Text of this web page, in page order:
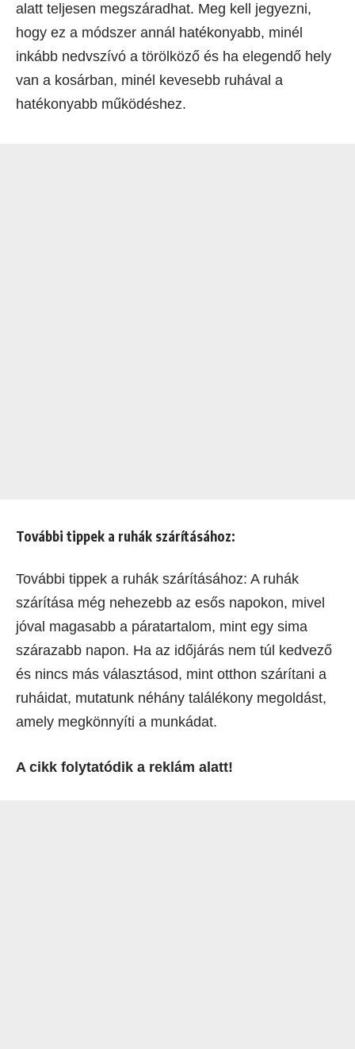
alatt teljesen megszáradhat. Meg kell jegyezni,
hogy ez a módszer annál hatékonyabb, minél
inkább nedvszívó a törölköző és ha elegendő hely
van a kosárban, minél kevesebb ruhával a
hatékonyabb működéshez.
További tippek a ruhák szárításához:
További tippek a ruhák szárításához: A ruhák
szárítása még nehezebb az esős napokon, mivel
jóval magasabb a páratartalom, mint egy sima
szárazabb napon. Ha az időjárás nem túl kedvező
és nincs más választásod, mint otthon szárítani a
ruháidat, mutatunk néhány találékony megoldást,
amely megkönnyíti a munkádat.
A cikk folytatódik a reklám alatt!